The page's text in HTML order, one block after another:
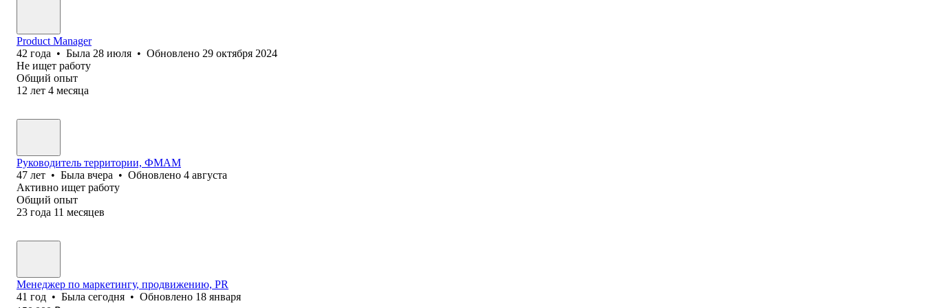
Product Manager
42 года • Была 28 июля • Обновлено 29 октября 2024
Не ищет работу
Общий опыт
12 лет 4 месяца
Руководитель территории, ФМАМ
47 лет • Была вчера • Обновлено 4 августа
Активно ищет работу
Общий опыт
23 года 11 месяцев
Менеджер по маркетингу, продвижению, PR
41 год • Была сегодня • Обновлено 18 января